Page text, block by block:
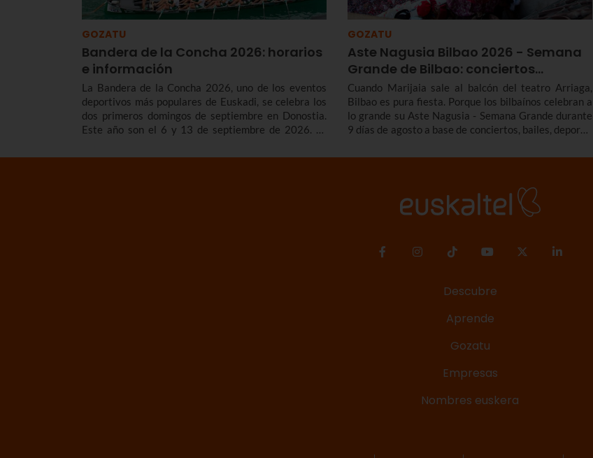
GOZATU
Bandera de la Concha 2026: horarios
e información
La Bandera de la Concha 2026, uno de los eventos
deportivos más populares de Euskadi, se celebra los
dos primeros domingos de septiembre en Donostia.
Este año son el 6 y 13 de septiembre de 2026. Te
la Concha 2026, cómo son las regatas, cuándo
GOZATU
Aste Nagusia Bilbao 2026 - Semana
Grande de Bilbao: conciertos…
Cuando Marijaia sale al balcón del teatro Arriaga,
Bilbao es pura fiesta. Porque los bilbaínos celebran a
lo grande su Aste Nagusia - Semana Grande durante
9 días de agosto a base de conciertos, bailes, deporte,
conciertos y actividades destacadas del programa de
Descubre
Aprende
Gozatu
Empresas
Nombres euskera